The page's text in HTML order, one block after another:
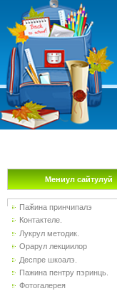
Мениул сайтулуй
Паӂина принчипалэ
Контактеле.
Лукрул методик.
Орарул лекциилор
Деспре шкоалэ.
Пажина пентру пэринць.
Фотогалерея